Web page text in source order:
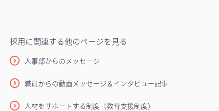
採用に関連する他のページを見る
人事部からのメッセージ
職員からの動画メッセージ＆インタビュー記事
人材をサポートする制度（教育支援制度）